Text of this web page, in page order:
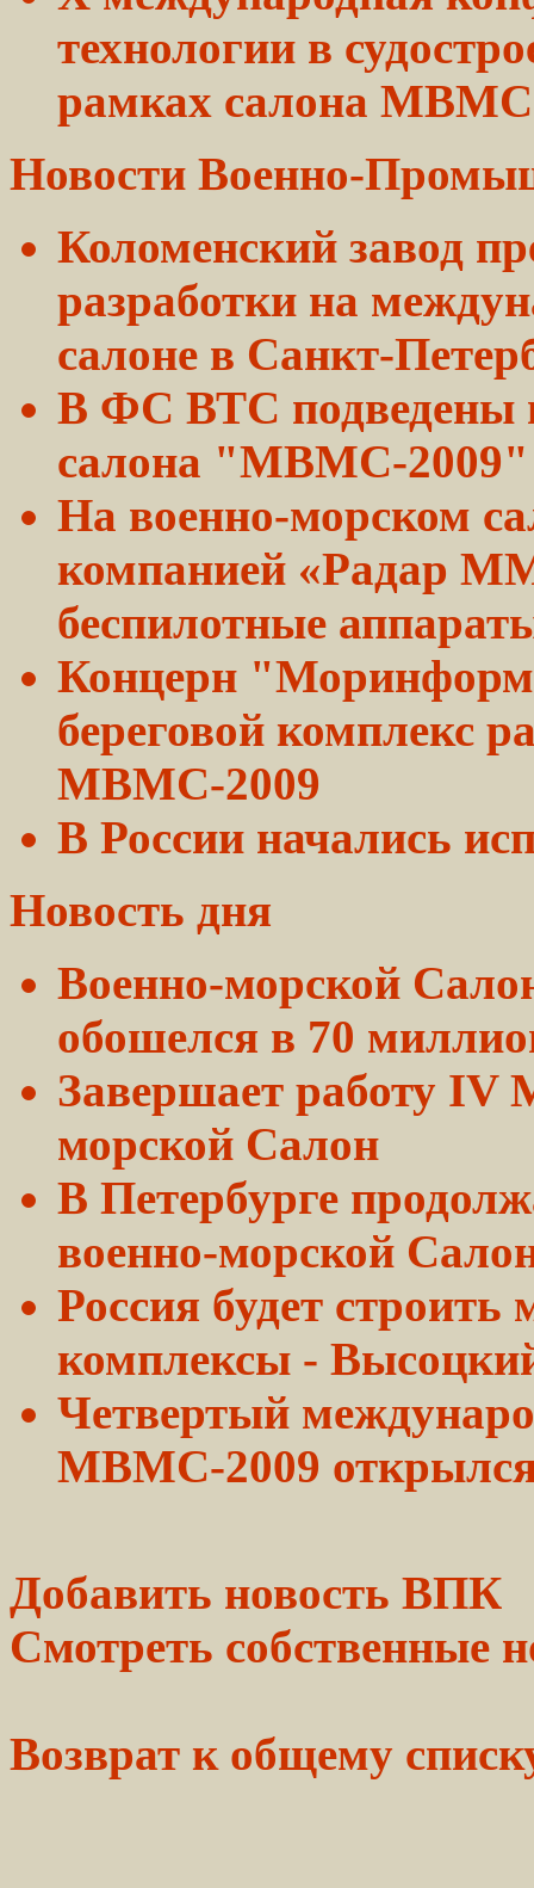
технологии в
рамках салона
Новости Военно-
Коломенский завод
разработки на
салоне в Санкт-
В ФС ВТС подведены
салона "МВМС-2009"
На военно-морском
компанией «Радар
беспилотные
Концерн
береговой комплекс
МВМС-2009
В России начались
Новость дня
Военно-морской
обошелся в 70
Завершает работу IV
морской Салон
В Петербурге
военно-морской
Россия будет строить
комплексы -
Четвертый
МВМС-2009 открылся
Добавить новость ВПК
Смотреть собственные
Возврат к общему